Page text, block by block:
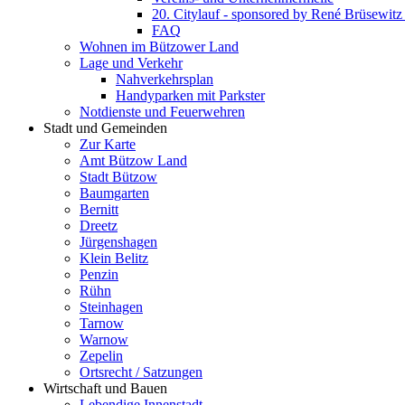
20. Citylauf - sponsored by René
FAQ
Wohnen im Bützower Land
Lage und Verkehr
Nahverkehrsplan
Handyparken mit Parkster
Notdienste und Feuerwehren
Stadt und Gemeinden
Zur Karte
Amt Bützow Land
Stadt Bützow
Baumgarten
Bernitt
Dreetz
Jürgenshagen
Klein Belitz
Penzin
Rühn
Steinhagen
Tarnow
Warnow
Zepelin
Ortsrecht / Satzungen
Wirtschaft und Bauen